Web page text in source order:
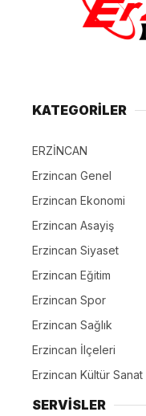
KATEGORİLER
ERZİNCAN
Erzincan Genel
Erzincan Ekonomi
Erzincan Asayiş
Erzincan Siyaset
Erzincan Eğitim
Erzincan Spor
Erzincan Sağlık
Erzincan İlçeleri
Erzincan Kültür Sanat
SERVİSLER